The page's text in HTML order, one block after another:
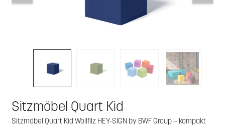
Sitzmöbel Quart Kid
Sitzmöbel Quart Kid Wollfilz HEY-SIGN by BWF Group – kompakt